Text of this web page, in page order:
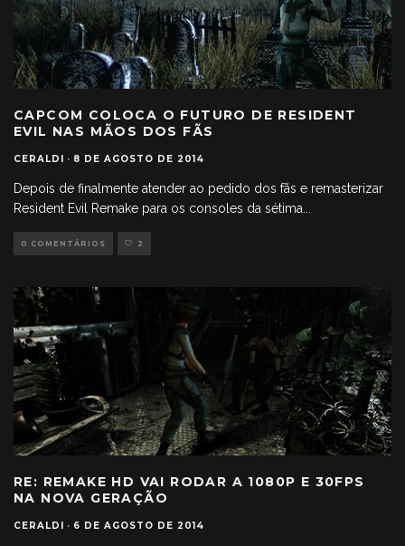
CAPCOM COLOCA O FUTURO DE RESIDENT
EVIL NAS MÃOS DOS FÃS
CERALDI · 8 DE AGOSTO DE 2014
Depois de finalmente atender ao pedido dos fãs e remasterizar
Resident Evil Remake para os consoles da sétima
0 COMENTÁRIOS 2
RE: REMAKE HD VAI RODAR A 1080P E 30FPS
NA NOVA GERAÇÃO
CERALDI · 6 DE AGOSTO DE 2014